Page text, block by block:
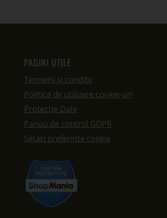
PAGINI UTILE
Termeni și condiții
Politica de utilizare cookie-uri
Protecție Date
Panou de control GDPR
Setari preferinte cookie